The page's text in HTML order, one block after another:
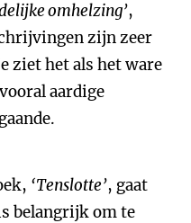
omhelzing’,
zijn zeer
ziet het als het ware
aardige
‘Tenslotte’, gaat
belangrijk om te